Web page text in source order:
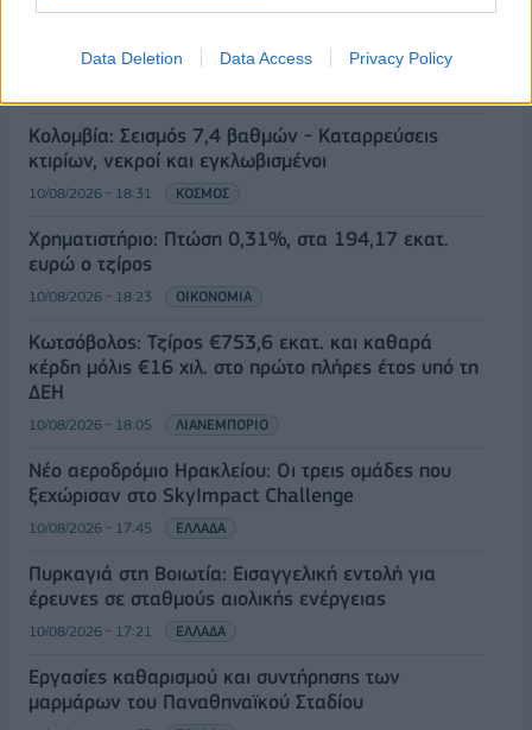
Data Deletion Data Access Privacy Policy
στη μετοχική σύνθεση του ΟΛΠ
Κολομβία: Σεισμός 7,4 βαθμών - Καταρρεύσεις
κτιρίων, νεκροί και εγκλωβισμένοι
10/08/2026 - 18:31 ΚΟΣΜΟΣ
Χρηματιστήριο: Πτώση 0,31%, στα 194,17 εκατ.
ευρώ ο τζίρος
10/08/2026 - 18:23 ΟΙΚΟΝΟΜΙΑ
Κωτσόβολος: Τζίρος €753,6 εκατ. και καθαρά
κέρδη μόλις €16 χιλ. στο πρώτο πλήρες έτος υπό τη
ΔΕΗ
10/08/2026 - 18:05 ΛΙΑΝΕΜΠΟΡΙΟ
Νέο αεροδρόμιο Ηρακλείου: Οι τρεις ομάδες που
ξεχώρισαν στο SkyImpact Challenge
10/08/2026 - 17:45 ΕΛΛΑΔΑ
Πυρκαγιά στη Βοιωτία: Εισαγγελική εντολή για
έρευνες σε σταθμούς αιολικής ενέργειας
10/08/2026 - 17:21 ΕΛΛΑΔΑ
Εργασίες καθαρισμού και συντήρησης των
μαρμάρων του Παναθηναϊκού Σταδίου